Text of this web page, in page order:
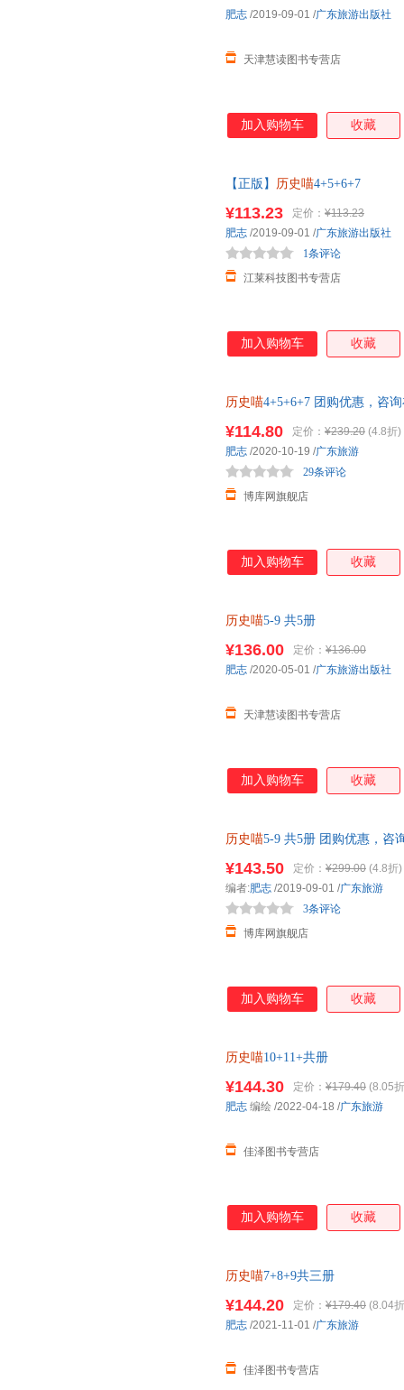
天津慧读图书专营店
肥志 /2019-09-01 /广东旅游出版社
加入购物车 收藏
【正版】 历史喵4+5+6+7
¥113.23 定价： ¥113.23
江莱科技图书专营店
1条评论
肥志 /2019-09-01 /广东旅游出版社
加入购物车 收藏
历史喵4+5+6+7 团购优惠，咨
¥114.80 定价： ¥239.20 (4.8折)
博库网旗舰店
29条评论
肥志 /2020-10-19 /广东旅游
加入购物车 收藏
历史喵5-9 共5册
¥136.00 定价： ¥136.00
天津慧读图书专营店
肥志 /2020-05-01 /广东旅游出版社
加入购物车 收藏
历史喵5-9 共5册 团购优惠，咨
¥143.50 定价： ¥299.00 (4.8折)
博库网旗舰店
3条评论
编者:肥志 /2019-09-01 /广东旅游
加入购物车 收藏
历史喵10+11+共册
¥144.30 定价： ¥179.40 (8.05
佳泽图书专营店
肥志 编绘 /2022-04-18 /广东旅游
加入购物车 收藏
历史喵7+8+9共三册
¥144.20 定价： ¥179.40 (8.04
佳泽图书专营店
肥志 /2021-11-01 /广东旅游